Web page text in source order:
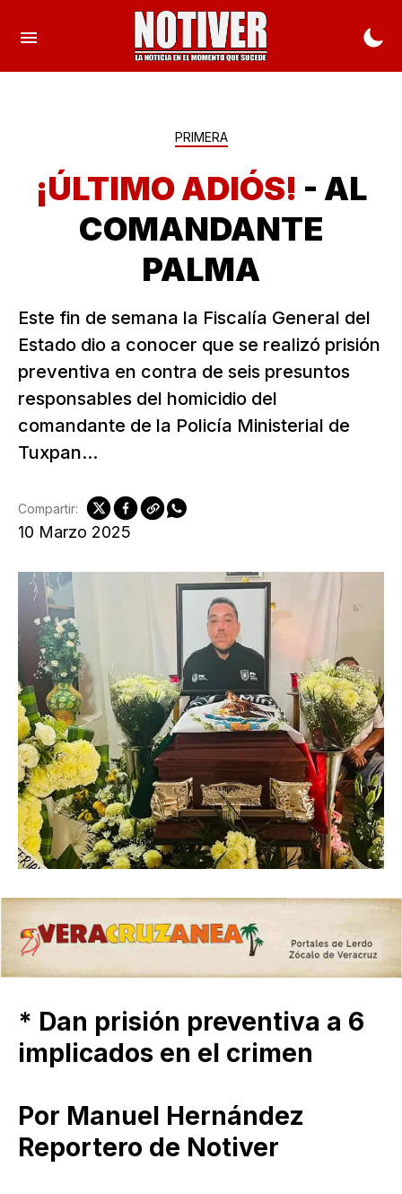
PRIMERA
¡ÚLTIMO ADIÓS! - AL
COMANDANTE
PALMA
Este fin de semana la Fiscalía General del
Estado dio a conocer que se realizó prisión
preventiva en contra de seis presuntos
responsables del homicidio del
comandante de la Policía Ministerial de
Tuxpan...
10 Marzo 2025
Compartir:
* Dan prisión preventiva a 6
implicados en el crimen
Por Manuel Hernández
Reportero de Notiver